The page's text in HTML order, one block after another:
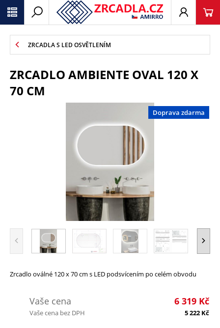
ZRCADLA S LED OSVĚTLENÍM
ZRCADLO AMBIENTE OVAL 120 X
70 CM
Zrcadlo oválné 120 x 70 cm s LED podsvícením po celém obvodu
Vaše cena 6 319 Kč
Vaše cena bez DPH 5 222 Kč
Doprava zdarma